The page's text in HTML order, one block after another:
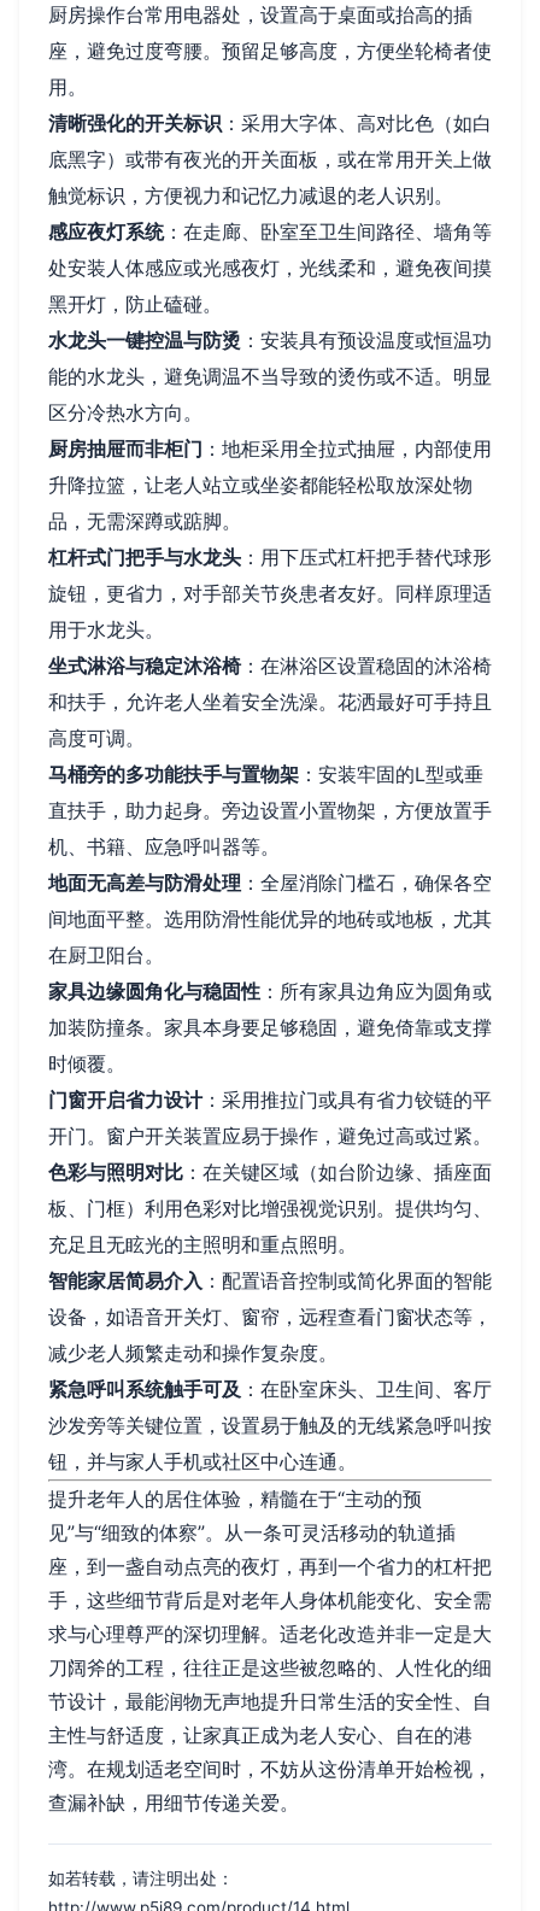
厨房操作台常用电器处，设置高于桌面或抬高的插
座，避免过度弯腰。预留足够高度，方便坐轮椅者使
用。
清晰强化的开关标识 ：采用大字体、高对比色（如白
底黑字）或带有夜光的开关面板，或在常用开关上做
触觉标识，方便视力和记忆力减退的老人识别。
感应夜灯系统：在走廊、卧室至卫生间路径、墙角等
处安装人体感应或光感夜灯，光线柔和，避免夜间摸
黑开灯，防止磕碰。
水龙头一键控温与防烫 ：安装具有预设温度或恒温功
能的水龙头，避免调温不当导致的烫伤或不适。明显
区分冷热水方向。
厨房抽屉而非柜门 ：地柜采用全拉式抽屉，内部使用
升降拉篮，让老人站立或坐姿都能轻松取放深处物
品，无需深蹲或踮脚。
杠杆式门把手与水龙头 ：用下压式杠杆把手替代球形
旋钮，更省力，对手部关节炎患者友好。同样原理适
用于水龙头。
坐式淋浴与稳定沐浴椅：在淋浴区设置稳固的沐浴椅
和扶手，允许老人坐着安全洗澡。花洒最好可手持且
高度可调。
马桶旁的多功能扶手与置物架 ：安装牢固的L型或垂
直扶手，助力起身。旁边设置小置物架，方便放置手
机、书籍、应急呼叫器等。
地面无高差与防滑处理 ：全屋消除门槛石，确保各空
间地面平整。选用防滑性能优异的地砖或地板，尤其
在厨卫阳台。
家具边缘圆角化与稳固性 ：所有家具边角应为圆角或
加装防撞条。家具本身要足够稳固，避免倚靠或支撑
时倾覆。
门窗开启省力设计：采用推拉门或具有省力铰链的平
开门。窗户开关装置应易于操作，避免过高或过紧。
色彩与照明对比 ：在关键区域（如台阶边缘、插座面
板、门框）利用色彩对比增强视觉识别。提供均匀、
充足且无眩光的主照明和重点照明。
智能家居简易介入 ：配置语音控制或简化界面的智能
设备，如语音开关灯、窗帘，远程查看门窗状态等，
减少老人频繁走动和操作复杂度。
紧急呼叫系统触手可及 ：在卧室床头、卫生间、客厅
沙发旁等关键位置，设置易于触及的无线紧急呼叫按
钮，并与家人手机或社区中心连通。
提升老年人的居住体验，精髓在于“主动的预
见”与“细致的体察”。从一条可灵活移动的轨道插
座，到一盏自动点亮的夜灯，再到一个省力的杠杆把
手，这些细节背后是对老年人身体机能变化、安全需
求与心理尊严的深切理解。适老化改造并非一定是大
刀阔斧的工程，往往正是这些被忽略的、人性化的细
节设计，最能润物无声地提升日常生活的安全性、自
主性与舒适度，让家真正成为老人安心、自在的港
湾。在规划适老空间时，不妨从这份清单开始检视，
查漏补缺，用细节传递关爱。
如若转载，请注明出处：
http://www.p5i89.com/product/14.html